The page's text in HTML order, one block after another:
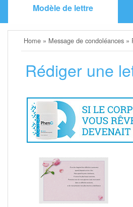
Modèle de lettre
Home » Message de condoléances »
Rédiger une